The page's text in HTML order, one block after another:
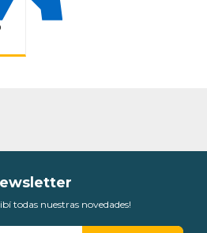
todas nuestras novedades!